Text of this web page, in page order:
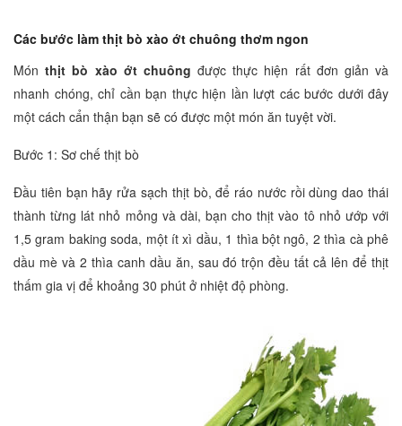
Các bước làm thịt bò xào ớt chuông thơm ngon
Mónthịt bò xào ớt chuông được thực hiện rất đơn giản và
nhanh chóng, chỉ cần bạn thực hiện lần lượt các bước dưới đây
một cách cẩn thận bạn sẽ có được một món ăn tuyệt vời.
Bước 1: Sơ chế thịt bò
Đầu tiên bạn hãy rửa sạch thịt bò, để ráo nước rồi dùng dao thái
thành từng lát nhỏ mỏng và dài, bạn cho thịt vào tô nhỏ ướp với
1,5 gram baking soda, một ít xì dầu, 1 thìa bột ngô, 2 thìa cà phê
dầu mè và 2 thìa canh dầu ăn, sau đó trộn đều tất cả lên để thịt
thấm gia vị để khoảng 30 phút ở nhiệt độ phòng.